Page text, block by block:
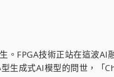
FPGA技術正站在這波AI
生成式AI模型的問世，「